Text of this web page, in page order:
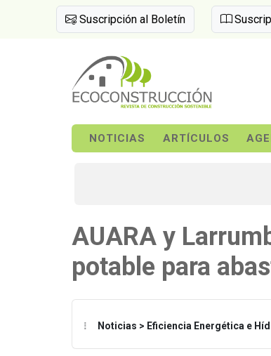
Suscripción al Boletín
NOTICIAS ARTÍCULOS
AUARA y
potable para
Noticias > Eficiencia Energética e